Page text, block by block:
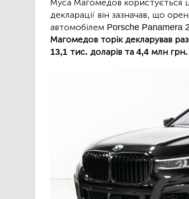
Муса Магомедов користується
декларації він зазначав, що
автомобілем Porsche Panamera
Магомедов торік декларував
13,1 тис. доларів та 4,4 млн грн.